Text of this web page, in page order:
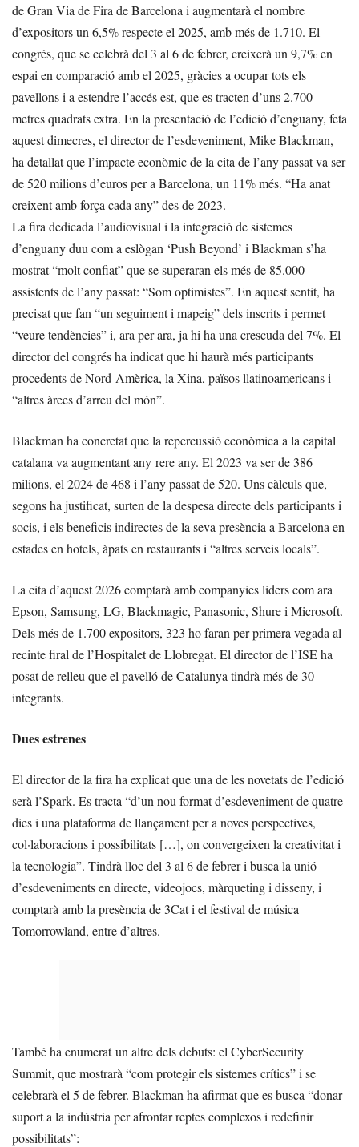
de Gran Via de Fira de Barcelona i augmentarà el nombre
d’expositors un 6,5% respecte el 2025, amb més de 1.710. El
congrés, que se celebrà del 3 al 6 de febrer, creixerà un 9,7% en
espai en comparació amb el 2025, gràcies a ocupar tots els
pavellons i a estendre l’accés est, que es tracten d’uns 2.700
metres quadrats extra. En la presentació de l’edició d’enguany, feta
aquest dimecres, el director de l’esdeveniment, Mike Blackman,
ha detallat que l’impacte econòmic de la cita de l’any passat va ser
de 520 milions d’euros per a Barcelona, un 11% més. “Ha anat
creixent amb força cada any” des de 2023.
La fira dedicada l’audiovisual i la integració de sistemes
d’enguany duu com a eslògan ‘Push Beyond’ i Blackman s’ha
mostrat “molt confiat” que se superaran els més de 85.000
assistents de l’any passat: “Som optimistes”. En aquest sentit, ha
precisat que fan “un seguiment i mapeig” dels inscrits i permet
“veure tendències” i, ara per ara, ja hi ha una crescuda del 7%. El
director del congrés ha indicat que hi haurà més participants
procedents de Nord-Amèrica, la Xina, països llatinoamericans i
“altres àrees d’arreu del món”.
Blackman ha concretat que la repercussió econòmica a la capital
catalana va augmentant any rere any. El 2023 va ser de 386
milions, el 2024 de 468 i l’any passat de 520. Uns càlculs que,
segons ha justificat, surten de la despesa directe dels participants i
socis, i els beneficis indirectes de la seva presència a Barcelona en
estades en hotels, àpats en restaurants i “altres serveis locals”.
La cita d’aquest 2026 comptarà amb companyies líders com ara
Epson, Samsung, LG, Blackmagic, Panasonic, Shure i Microsoft.
Dels més de 1.700 expositors, 323 ho faran per primera vegada al
recinte firal de l’Hospitalet de Llobregat. El director de l’ISE ha
posat de relleu que el pavelló de Catalunya tindrà més de 30
integrants.
Dues estrenes
El director de la fira ha explicat que una de les novetats de l’edició
serà l’Spark. Es tracta “d’un nou format d’esdeveniment de quatre
dies i una plataforma de llançament per a noves perspectives,
col·laboracions i possibilitats […], on convergeixen la creativitat i
la tecnologia”. Tindrà lloc del 3 al 6 de febrer i busca la unió
d’esdeveniments en directe, videojocs, màrqueting i disseny, i
comptarà amb la presència de 3Cat i el festival de música
Tomorrowland, entre d’altres.
També ha enumerat un altre dels debuts: el CyberSecurity
Summit, que mostrarà “com protegir els sistemes crítics” i se
celebrarà el 5 de febrer. Blackman ha afirmat que es busca “donar
suport a la indústria per afrontar reptes complexos i redefinir
possibilitats”: